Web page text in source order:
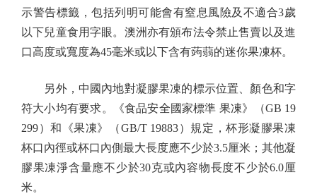
示警告標籤，包括列明可能會有窒息風險及不適合3歲
以下兒童食用字眼。澳洲亦有頒布法令禁止售賣以及進
口高度或寬度為45毫米或以下含有蒟蒻的迷你果凍杯。
另外，中國內地對凝膠果凍的標示位置、顏色和字
符大小均有要求。《食品安全國家標準 果凍》（GB 19
299）和《果凍》（GB/T 19883）規定，杯形凝膠果凍
杯口內徑或杯口內側最大長度應不少於3.5厘米；其他凝
膠果凍淨含量應不少於30克或內容物長度不少於6.0厘
米。